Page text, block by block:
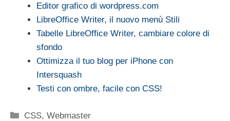
Editor grafico di wordpress.com
LibreOffice Writer, il nuovo menù Stili
Tabelle LibreOffice Writer, cambiare colore di
sfondo
Ottimizza il tuo blog per iPhone con
Intersquash
Testi con ombre, facile con CSS!
Categorie
CSS,Webmaster